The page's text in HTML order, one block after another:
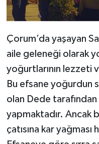
Çorum’da yaşayan
aile geleneği olarak
yoğurtlarının lezzeti
Bu efsane yoğurdun
olan Dede
yapmaktadır. Ancak
çatısına kar